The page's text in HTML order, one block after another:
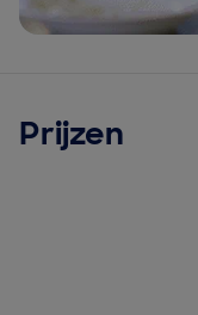
Prijzen